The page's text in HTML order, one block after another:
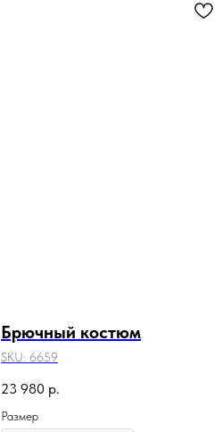
Брючный костюм
SKU: 6659
23 980 р.
Размер